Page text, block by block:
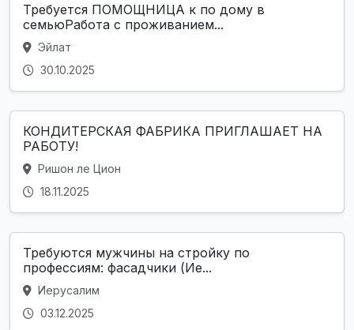
Требуется ПОМОЩНИЦА к по дому в
семьюРабота с проживанием...
Эйлат
30.10.2025
КОНДИТЕРСКАЯ ФАБРИКА ПРИГЛАШАЕТ НА
РАБОТУ!
Ришон ле Цион
18.11.2025
Требуются мужчины на стройку по
профессиям: фасадчики (Ие...
Иерусалим
03.12.2025